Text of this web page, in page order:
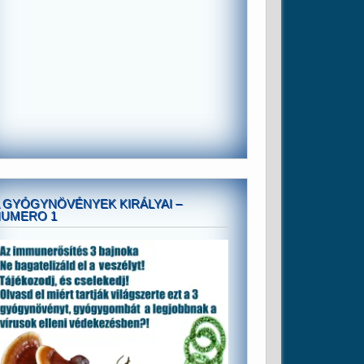
GYÓGYNÖVÉNYEK KIRÁLYAI –
1